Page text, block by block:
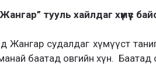
тууль хайлдаг хүмүүс
Жангар судалдаг хүмүүст
баатад овгийн хүн. Баатад